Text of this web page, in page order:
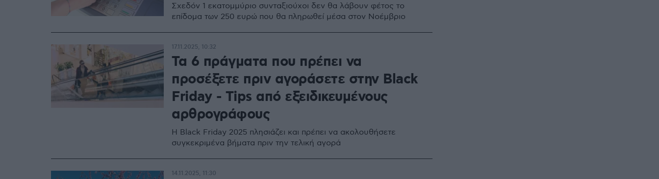
Σχεδόν 1 εκατομμύριο συνταξιούχοι δεν θα λάβουν φέτος το
επίδομα των 250 ευρώ που θα πληρωθεί μέσα στον Νοέμβριο
Τα 6 πράγματα που πρέπει να
προσέξετε πριν αγοράσετε στην Black
Friday - Tips από εξειδικευμένους
αρθρογράφους
Η Black Friday 2025 πλησιάζει και πρέπει να ακολουθήσετε
συγκεκριμένα βήματα πριν την τελική αγορά
17.11.2025, 10:32
14.11.2025, 11:30